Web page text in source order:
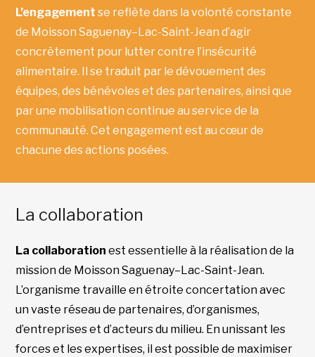
L’engagementse reflète dans la volonté constante
de Moisson Saguenay–Lac-Saint-Jean d’agir
concrètement pour lutter contre l’insécurité
alimentaire. Il se traduit par le dévouement des
équipes, des bénévoles et des partenaires, ainsi que
par une mobilisation continue au service de la
communauté. Cet engagement est au cœur de
chacune des actions posées.
La collaboration
La collaboration est essentielle à la réalisation de la
mission de Moisson Saguenay–Lac-Saint-Jean.
L’organisme travaille en étroite concertation avec
un vaste réseau de partenaires, d’organismes,
d’entreprises et d’acteurs du milieu. En unissant les
forces et les expertises, il est possible de maximiser